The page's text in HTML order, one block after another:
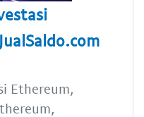
Ethereum,